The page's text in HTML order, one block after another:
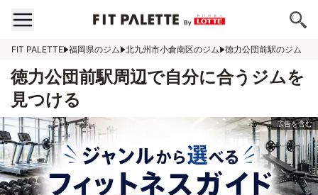
FIT PALETTE 福岡県のジム 北九州市小倉南区のジム 徳力公団前駅のジム
徳力公団前駅周辺で自分に合うジムを
見つける